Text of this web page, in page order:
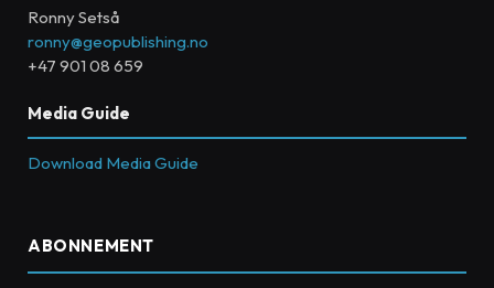
Ronny Setså
ronny@geopublishing.no
+47 901 08 659
Media Guide
Download Media Guide
ABONNEMENT